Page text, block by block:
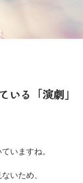
る「演劇」
いますね。
いため、